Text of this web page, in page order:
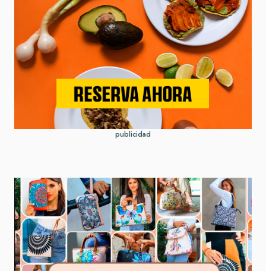
publicidad